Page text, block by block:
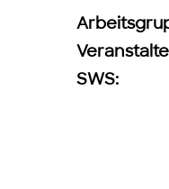
SWS: